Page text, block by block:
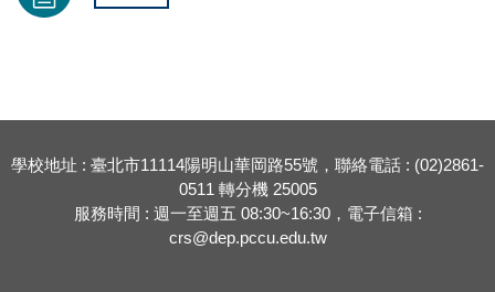
學校地址 : 臺北市11114陽明山華岡路55號，聯絡電話 : (02)2861-
0511 轉分機 25005
服務時間 : 週一至週五 08:30~16:30，電子信箱 :
crs@dep.pccu.edu.tw